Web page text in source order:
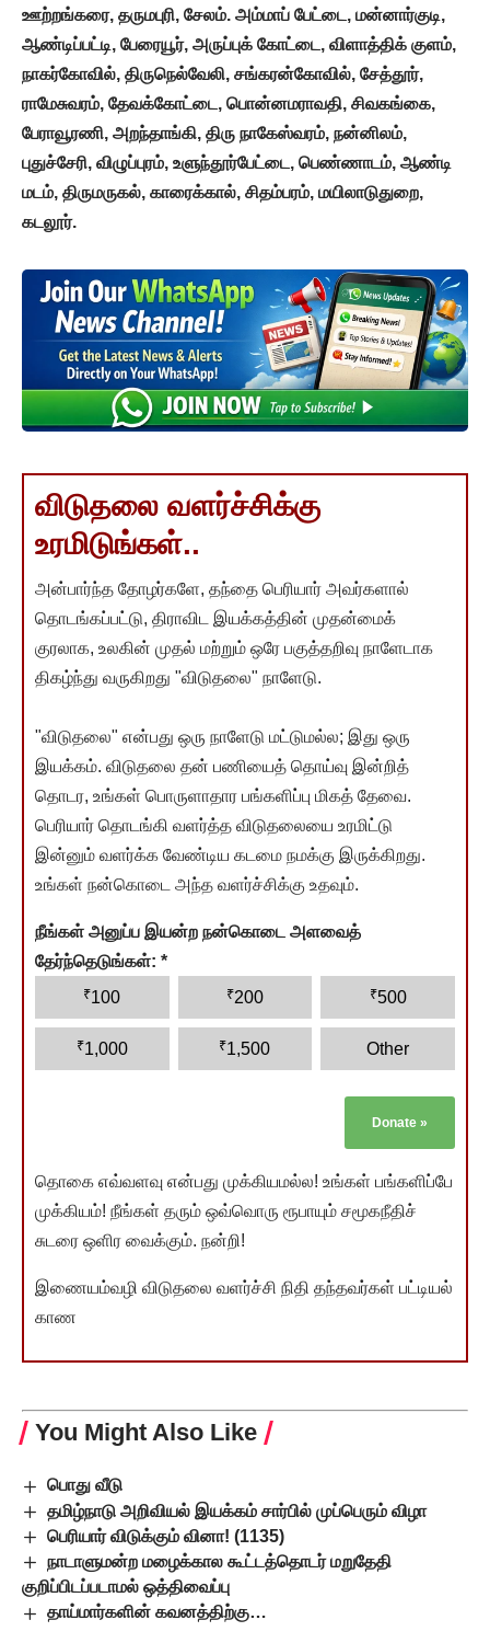
ஊற்றங்கரை, தருமபுரி, சேலம். அம்மாப் பேட்டை, மன்னார்குடி,
ஆண்டிப்பட்டி, பேரையூர், அருப்புக் கோட்டை, விளாத்திக் குளம்,
நாகர்கோவில், திருநெல்வேலி, சங்கரன்கோவில், சேத்தூர்,
ராமேசுவரம், தேவக்கோட்டை, பொன்னமராவதி, சிவகங்கை,
பேராவூரணி, அறந்தாங்கி, திரு நாகேஸ்வரம், நன்னிலம்,
புதுச்சேரி, விழுப்புரம், உளுந்தூர்பேட்டை, பெண்ணாடம், ஆண்டி
மடம், திருமருகல், காரைக்கால், சிதம்பரம், மயிலாடுதுறை,
கடலூர்.
விடுதலை வளர்ச்சிக்கு
உரமிடுங்கள்..
அன்பார்ந்த தோழர்களே, தந்தை பெரியார் அவர்களால்
தொடங்கப்பட்டு, திராவிட இயக்கத்தின் முதன்மைக்
குரலாக, உலகின் முதல் மற்றும் ஒரே பகுத்தறிவு நாளேடாக
திகழ்ந்து வருகிறது "விடுதலை" நாளேடு.
"விடுதலை" என்பது ஒரு நாளேடு மட்டுமல்ல; இது ஒரு
இயக்கம். விடுதலை தன் பணியைத் தொய்வு இன்றித்
தொடர, உங்கள் பொருளாதார பங்களிப்பு மிகத் தேவை.
பெரியார் தொடங்கி வளர்த்த விடுதலையை உரமிட்டு
இன்னும் வளர்க்க வேண்டிய கடமை நமக்கு இருக்கிறது.
உங்கள் நன்கொடை அந்த வளர்ச்சிக்கு உதவும்.
நீங்கள் அனுப்ப இயன்ற நன்கொடை அளவைத்
தேர்ந்தெடுங்கள்: *
₹100 ₹200 ₹500
₹1,000 ₹1,500 Other
Donate »
தொகை எவ்வளவு என்பது முக்கியமல்ல! உங்கள் பங்களிப்பே
முக்கியம்! நீங்கள் தரும் ஒவ்வொரு ரூபாயும் சமூகநீதிச்
சுடரை ஒளிர வைக்கும். நன்றி!
இணையம்வழி விடுதலை வளர்ச்சி நிதி தந்தவர்கள் பட்டியல்
காண
You Might Also Like
பொது வீடு
தமிழ்நாடு அறிவியல் இயக்கம் சார்பில் முப்பெரும் விழா
பெரியார் விடுக்கும் வினா! (1135)
நாடாளுமன்ற மழைக்கால கூட்டத்தொடர் மறுதேதி
குறிப்பிடப்படாமல் ஒத்திவைப்பு
தாய்மார்களின் கவனத்திற்கு…